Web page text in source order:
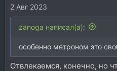
2 Авг 2023
zanoga написал(а):
особенно метроном это
Отвлекаемся, конечно, но